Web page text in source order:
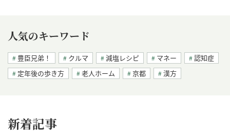
人気のキーワード
豊臣兄弟！ クルマ 減塩レシピ マネー
認知症
定年後の歩き方
老人ホーム 京都 漢方
新着記事